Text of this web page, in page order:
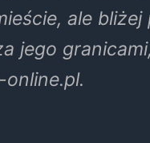
ale
jego